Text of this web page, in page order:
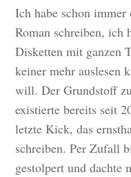
Ich habe schon immer
Roman schreiben, ich
Disketten mit ganzen
keiner mehr auslesen
will. Der Grundstoff
existierte bereits seit
letzte Kick, das
schreiben. Per Zufall
gestolpert und dachte